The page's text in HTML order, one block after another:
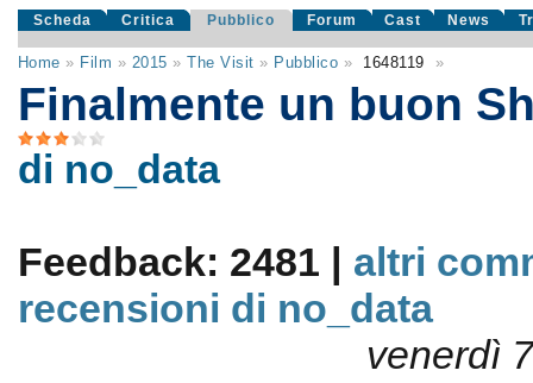
Scheda Critica Pubblico Forum Cast News
Home » Film » 2015 »The Visit » Pubblico » 1648119 »
Finalmente un buon
di no_data
Feedback: 2481 | altri
recensioni di no_data
venerdì